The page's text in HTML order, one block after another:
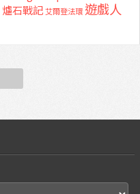
爐石戰記艾爾登法環 遊戲人